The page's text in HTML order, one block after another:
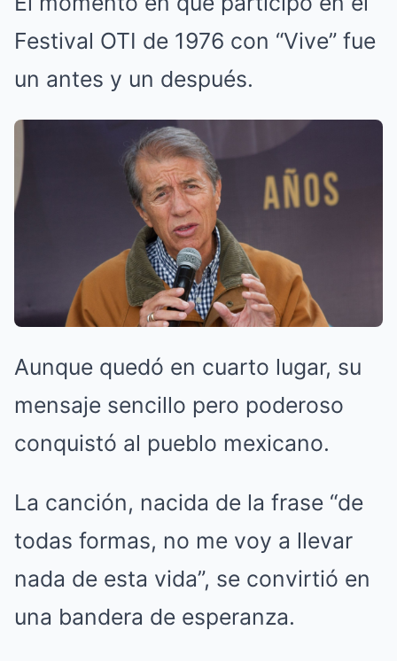
Festival OTI de 1976 con “Vive” fue
un antes y un después.
Aunque quedó en cuarto lugar, su
mensaje sencillo pero poderoso
conquistó al pueblo mexicano.
La canción, nacida de la frase “de
todas formas, no me voy a llevar
nada de esta vida”, se convirtió en
una bandera de esperanza.